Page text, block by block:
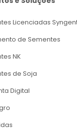
Licenciadas
de Sementes
NK
de Soja
Digital